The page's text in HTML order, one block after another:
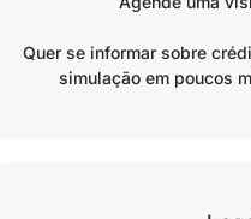
Quer se informar sobre
simulação em poucos